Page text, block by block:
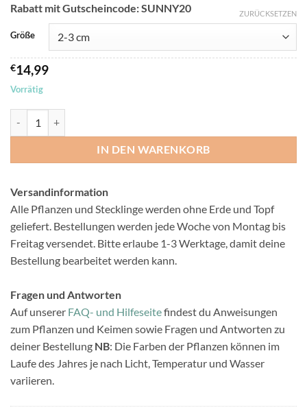
Rabatt mit Gutscheincode: SUNNY20
Größe
ZURÜCKSETZEN
€14,99
Vorrätig
IN DEN WARENKORB
Versandinformation
Alle Pflanzen und Stecklinge werden ohne Erde und Topf
geliefert. Bestellungen werden jede Woche von Montag bis
Freitag versendet. Bitte erlaube 1-3 Werktage, damit deine
Bestellung bearbeitet werden kann.
Fragen und Antworten
Auf unserer FAQ- und Hilfeseitefindest du Anweisungen
zum Pflanzen und Keimen sowie Fragen und Antworten zu
deiner Bestellung NB: Die Farben der Pflanzen können im
Laufe des Jahres je nach Licht, Temperatur und Wasser
variieren.